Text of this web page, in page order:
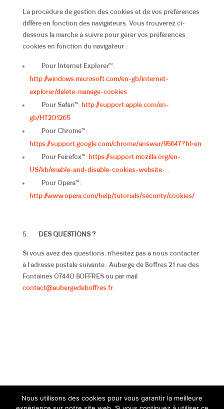
La procédure de gestion des cookies et de vos préférences
diffère en fonction des navigateurs. Vous trouverez ci-
dessous la marche à suivre pour gérer vos préférences
cookies en fonction du navigateur :
Pour Internet Explorer™:
http://windows.microsoft.com/en-gb/internet-
explorer/delete-manage-cookies
Pour Safari™: http://support.apple.com/en-
gb/HT201265
Pour Chrome™:
https://support.google.com/chrome/answer/95647?hl=en
Pour Feirefox™: https://support.mozilla.org/en-
US/kb/enable-and-disable-cookies-website-…
Pour Opera™:
http://www.opera.com/help/tutorials/security/cookies/
DES QUESTIONS ?
Si vous avez des questions, n’hésitez pas à nous contacter
à l’adresse postale suivante : Auberge de Boffres 21 rue des
Fontaines 07440 BOFFRES ou par mail
contact@aubergedeboffres.fr.
Nous utilisons des cookies pour vous garantir la meilleure